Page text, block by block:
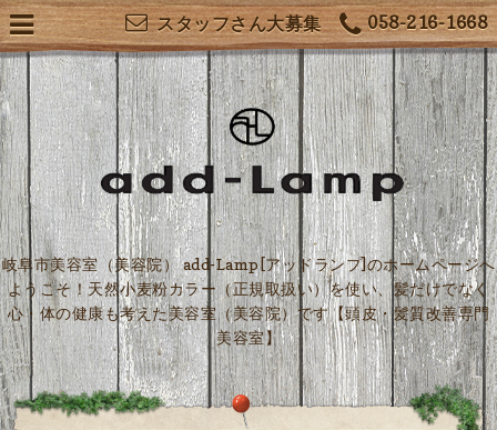
058-216-1668
スタッフさん大募集
岐阜市美容室（美容院） add-Lamp[アッドランプ]のホームページへ
ようこそ！天然小麦粉カラー（正規取扱い）を使い、髪だけでなく
心・体の健康も考えた美容室（美容院）です【頭皮・髪質改善専門
美容室】